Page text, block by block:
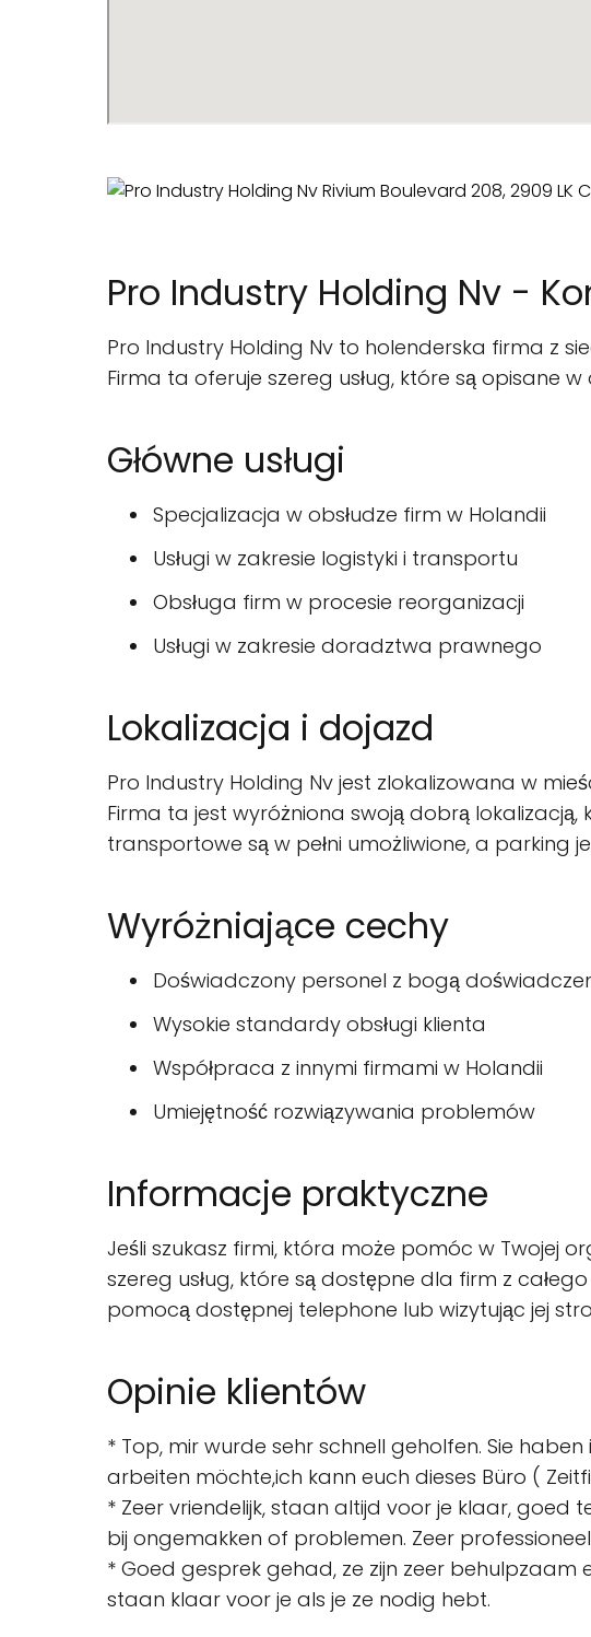
Pro Industry Holding Nv -
Pro Industry Holding Nv to holenderska firma z
Firma ta oferuje szereg usług, które są opisane w
Główne usługi
Specjalizacja w obsłudze firm w Holandii
Usługi w zakresie logistyki i transportu
Obsługa firm w procesie reorganizacji
Usługi w zakresie doradztwa prawnego
Lokalizacja i dojazd
Pro Industry Holding Nv jest zlokalizowana w
Firma ta jest wyróżniona swoją dobrą
transportowe są w pełni umożliwione, a parking
Wyróżniające cechy
Doświadczony personel z bogą
Wysokie standardy obsługi klienta
Współpraca z innymi firmami w Holandii
Umiejętność rozwiązywania problemów
Informacje praktyczne
Jeśli szukasz firmi, która może pomóc w Twojej
szereg usług, które są dostępne dla firm z
pomocą dostępnej telephone lub wizytując jej
Opinie klientów
* Top, mir wurde sehr schnell geholfen. Sie
arbeiten möchte,ich kann euch dieses Büro (
* Zeer vriendelijk, staan altijd voor je klaar, goed
bij ongemakken of problemen. Zeer
* Goed gesprek gehad, ze zijn zeer behulpzaam
staan klaar voor je als je ze nodig hebt.